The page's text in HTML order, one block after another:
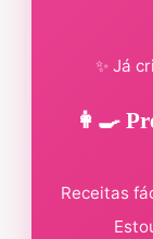
✨ Já
👩‍🍳
Receitas